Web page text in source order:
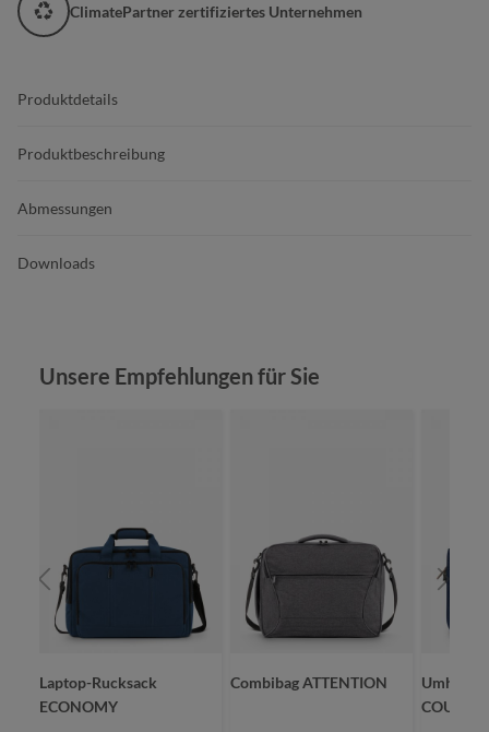
ClimatePartner zertifiziertes Unternehmen
Produktdetails
Produktbeschreibung
Abmessungen
Downloads
Produktgalerie überspringen
Unsere Empfehlungen für Sie
Laptop-Rucksack
ECONOMY
Combibag ATTENTION